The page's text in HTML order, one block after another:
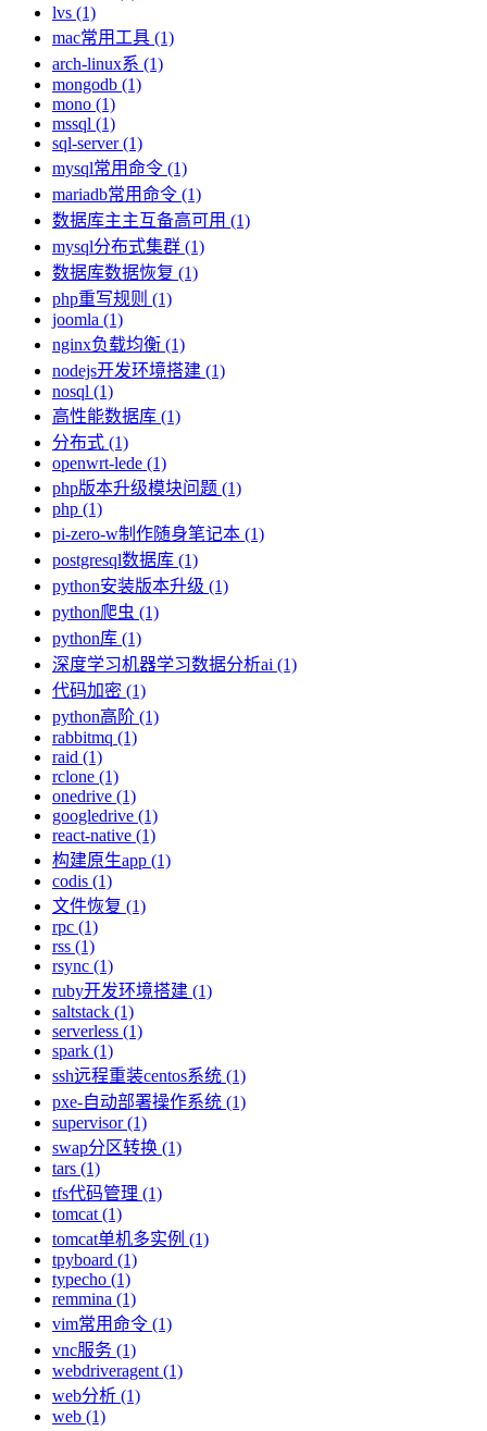
lvs (1)
mac常用工具 (1)
arch-linux系 (1)
mongodb (1)
mono (1)
mssql (1)
sql-server (1)
mysql常用命令 (1)
mariadb常用命令 (1)
数据库主主互备高可用 (1)
mysql分布式集群 (1)
数据库数据恢复 (1)
php重写规则 (1)
joomla (1)
nginx负载均衡 (1)
nodejs开发环境搭建 (1)
nosql (1)
高性能数据库 (1)
分布式 (1)
openwrt-lede (1)
php版本升级模块问题 (1)
php (1)
pi-zero-w制作随身笔记本 (1)
postgresql数据库 (1)
python安装版本升级 (1)
python爬虫 (1)
python库 (1)
深度学习机器学习数据分析ai (1)
代码加密 (1)
python高阶 (1)
rabbitmq (1)
raid (1)
rclone (1)
onedrive (1)
googledrive (1)
react-native (1)
构建原生app (1)
codis (1)
文件恢复 (1)
rpc (1)
rss (1)
rsync (1)
ruby开发环境搭建 (1)
saltstack (1)
serverless (1)
spark (1)
ssh远程重装centos系统 (1)
pxe-自动部署操作系统 (1)
supervisor (1)
swap分区转换 (1)
tars (1)
tfs代码管理 (1)
tomcat (1)
tomcat单机多实例 (1)
tpyboard (1)
typecho (1)
remmina (1)
vim常用命令 (1)
vnc服务 (1)
webdriveragent (1)
web分析 (1)
web (1)